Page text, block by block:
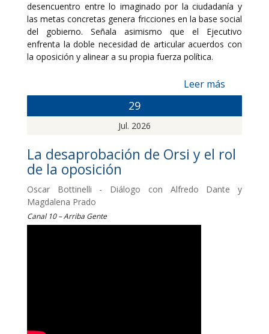
desencuentro entre lo imaginado por la ciudadanía y
las metas concretas genera fricciones en la base social
del gobierno. Señala asimismo que el Ejecutivo
enfrenta la doble necesidad de articular acuerdos con
la oposición y alinear a su propia fuerza política.
Leer más
29
Jul. 2026
La desaprobación de Orsi y el rol
de la oposición
Oscar Bottinelli - Diálogo con Alfredo Dante y
Magdalena Prado
Canal 10 – Arriba Gente